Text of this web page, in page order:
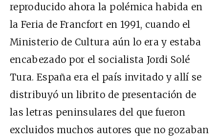
reproducido ahora la polémica habida en
la Feria de Francfort en 1991, cuando el
Ministerio de Cultura aún lo era y estaba
encabezado por el socialista Jordi Solé
Tura. España era el país invitado y allí se
distribuyó un librito de presentación de
las letras peninsulares del que fueron
excluidos muchos autores que no gozaban